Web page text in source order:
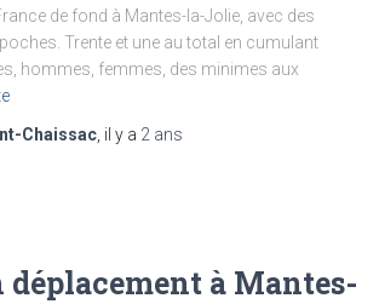
de fond à Mantes-la-Jolie, avec des
Trente et une au total en cumulant
hommes, femmes, des minimes aux
Chaissac , il y a 2 ans
déplacement à Mantes-